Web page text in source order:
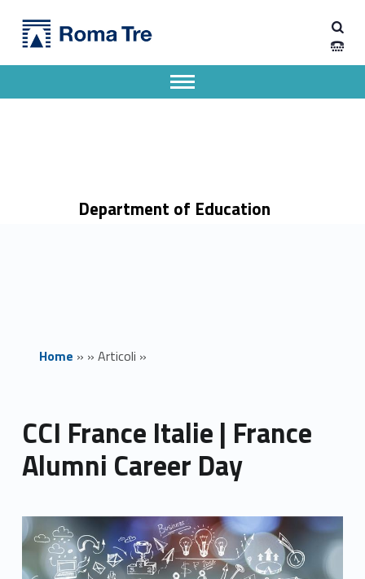
CCI France Italie | France Alumni Career Day - Dipartimento di Scienze della Formazione
Dipartimento di Scienze della Formazione dell'Università degli Studi Roma Tre
Department of Education
Apri il menu secondario
Header info sidebar
Home » » Articoli »
CCI France Italie | France
Alumni Career Day
Link identifier archive #link-archive-thumb-soap-96729